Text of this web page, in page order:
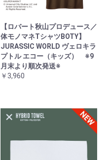
【ロバート秋山プロデュース／
体モノマネTシャツBOTY】
JURASSIC WORLD ヴェロキラ
プトル エコー（キッズ） ※9
月末より順次発送※
￥3,960